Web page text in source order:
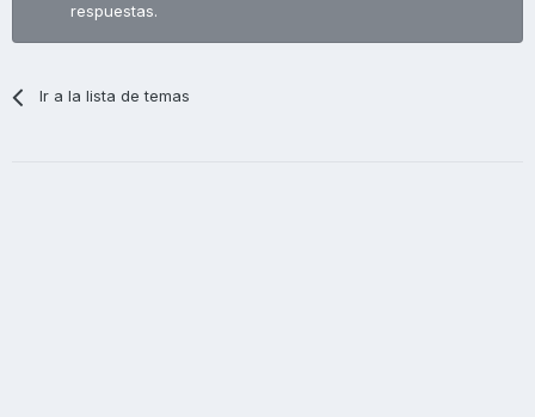
respuestas.
Ir a la lista de temas